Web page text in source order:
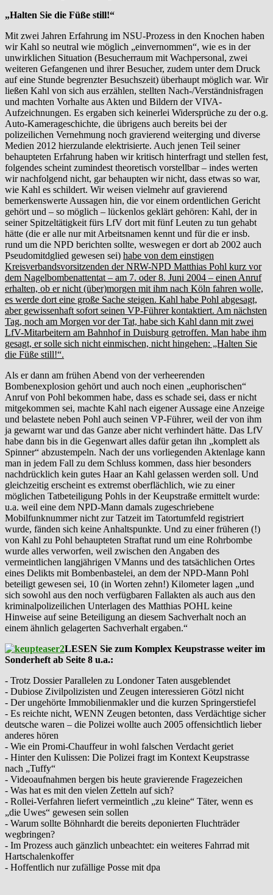
„Halten Sie die Füße still!“
Mit zwei Jahren Erfahrung im NSU-Prozess in den Knochen haben
wir Kahl so neutral wie möglich „einvernommen“, wie es in der
unwirklichen Situation (Besucherraum mit Wachpersonal, zwei
weiteren Gefangenen und ihrer Besucher, zudem unter dem Druck
auf eine Stunde begrenzter Besuchszeit) überhaupt möglich war. Wir
ließen Kahl von sich aus erzählen, stellten Nach-/Verständnisfragen
und machten Vorhalte aus Akten und Bildern der VIVA-
Aufzeichnungen. Es ergaben sich keinerlei Widersprüche zu der o.g.
Auto-Kamerageschichte, die übrigens auch bereits bei der
polizeilichen Vernehmung noch gravierend weiterging und diverse
Medien 2012 hierzulande elektrisierte. Auch jenen Teil seiner
behaupteten Erfahrung haben wir kritisch hinterfragt und stellen fest,
folgendes scheint zumindest theoretisch vorstellbar – indes werten
wir nachfolgend nicht, gar behaupten wir nicht, dass etwas so war,
wie Kahl es schildert. Wir weisen vielmehr auf gravierend
bemerkenswerte Aussagen hin, die vor einem ordentlichen Gericht
gehört und – so möglich – lückenlos geklärt gehören: Kahl, der in
seiner Spitzeltätigkeit fürs LfV dort mit fünf Leuten zu tun gehabt
hätte (die er alle nur mit Arbeitsnamen kennt und für die er insb.
rund um die NPD berichten sollte, weswegen er dort ab 2002 auch
Pseudomitdglied gewesen sei) habe von dem einstigen
Kreisverbandsvorsitzenden der NRW-NPD Matthias Pohl kurz vor
dem Nagelbombenattentat – am 7. oder 8. Juni 2004 – einen Anruf
erhalten, ob er nicht (über)morgen mit ihm nach Köln fahren wolle,
es werde dort eine große Sache steigen. Kahl habe Pohl abgesagt,
aber gewissenhaft sofort seinen VP-Führer kontaktiert. Am nächsten
Tag, noch am Morgen vor der Tat, habe sich Kahl dann mit zwei
LfV-Mitarbeitern am Bahnhof in Duisburg getroffen. Man habe ihm
gesagt, er solle sich nicht einmischen, nicht hingehen: „Halten Sie
die Füße still!“.
Als er dann am frühen Abend von der verheerenden
Bombenexplosion gehört und auch noch einen „euphorischen“
Anruf von Pohl bekommen habe, dass es schade sei, dass er nicht
mitgekommen sei, machte Kahl nach eigener Aussage eine Anzeige
und belastete neben Pohl auch seinen VP-Führer, weil der von ihm
ja gewarnt war und das Ganze aber nicht verhindert hätte. Das LfV
habe dann bis in die Gegenwart alles dafür getan ihn „komplett als
Spinner“ abzustempeln. Nach der uns vorliegenden Aktenlage kann
man in jedem Fall zu dem Schluss kommen, dass hier besonders
nachdrücklich kein gutes Haar an Kahl gelassen werden soll. Und
gleichzeitig erscheint es extremst oberflächlich, wie zu einer
möglichen Tatbeteiligung Pohls in der Keupstraße ermittelt wurde:
u.a. weil eine dem NPD-Mann damals zugeschriebene
Mobilfunknummer nicht zur Tatzeit im Tatortumfeld registriert
wurde, fänden sich keine Anhaltspunkte. Und zu einer früheren (!)
von Kahl zu Pohl behaupteten Straftat rund um eine Rohrbombe
wurde alles verworfen, weil zwischen den Angaben des
vermeintlichen langjährigen VManns und des tatsächlichen Ortes
eines Delikts mit Bombenbastelei, an dem der NPD-Mann Pohl
beteiligt gewesen sei, 10 (in Worten zehn!) Kilometer lagen „und
sich sowohl aus den noch verfügbaren Fallakten als auch aus den
kriminalpolizeilichen Unterlagen des Matthias POHL keine
Hinweise auf seine Beteiligung an diesem Sachverhalt noch an
einem ähnlich gelagerten Sachverhalt ergaben.“
LESEN Sie zum Komplex Keupstrasse weiter im
Sonderheft ab Seite 8 u.a.:
- Trotz Dossier Parallelen zu Londoner Taten ausgeblendet
- Dubiose Zivilpolizisten und Zeugen interessieren Götzl nicht
- Der ungehörte Immobilienmakler und die kurzen Springerstiefel
- Es reichte nicht, WENN Zeugen betonten, dass Verdächtige sicher
deutsche waren – die Polizei wollte auch 2005 offensichtlich lieber
anderes hören
- Wie ein Promi-Chauffeur in wohl falschen Verdacht geriet
- Hinter den Kulissen: Die Polizei fragt im Kontext Keupstrasse
nach „Tuffy“
- Videoaufnahmen bergen bis heute gravierende Fragezeichen
- Was hat es mit den vielen Zetteln auf sich?
- Rollei-Verfahren liefert vermeintlich „zu kleine“ Täter, wenn es
„die Uwes“ gewesen sein sollen
- Warum sollte Böhnhardt die bereits deponierten Fluchträder
wegbringen?
- Im Prozess auch gänzlich unbeachtet: ein weiteres Fahrrad mit
Hartschalenkoffer
- Hoffentlich nur zufällige Posse mit dpa